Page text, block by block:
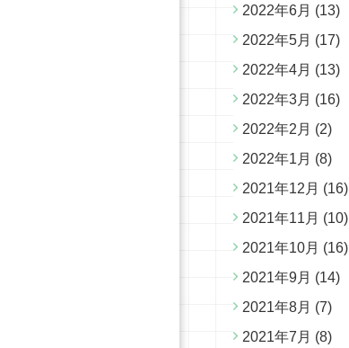
2022年6月 (13)
2022年5月 (17)
2022年4月 (13)
2022年3月 (16)
2022年2月 (2)
2022年1月 (8)
2021年12月 (16)
2021年11月 (10)
2021年10月 (16)
2021年9月 (14)
2021年8月 (7)
2021年7月 (8)